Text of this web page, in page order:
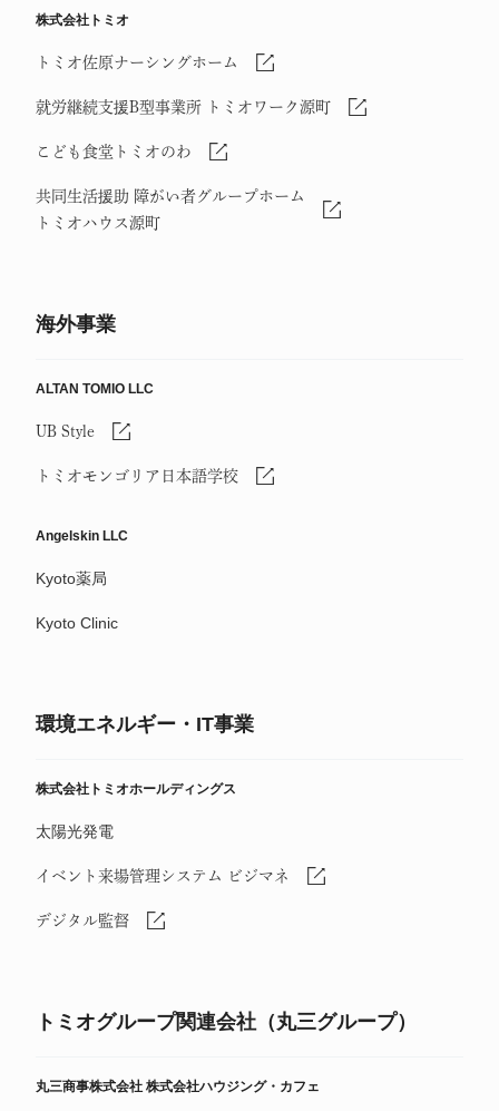
株式会社トミオ
トミオ佐原ナーシングホーム
就労継続支援B型事業所 トミオワーク源町
こども食堂トミオのわ
共同生活援助 障がい者グループホーム
トミオハウス源町
海外事業
ALTAN TOMIO LLC
UB Style
トミオモンゴリア日本語学校
Angelskin LLC
Kyoto薬局
Kyoto Clinic
環境エネルギー・IT事業
株式会社トミオホールディングス
太陽光発電
イベント来場管理システム ビジマネ
デジタル監督
トミオグループ関連会社（丸三グループ）
丸三商事株式会社 株式会社ハウジング・カフェ